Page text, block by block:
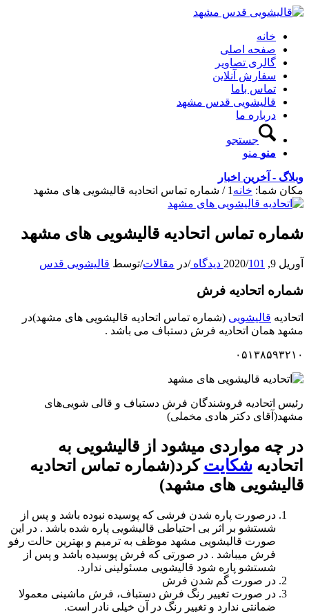
خانه
صفحه اصلی
گالری تصاویر
سفارش آنلاین
تماس باما
قالیشویی قدس مشهد
درباره ما
جستجو
منو منو
وبلاگ - آخرین اخبار
مکان شما: خانه 1
/ شماره تماس اتحادیه قالیشویی های مشهد
شماره تماس اتحادیه قالیشویی های مشهد
آوریل 9, 2020 /101 دیدگاه /در مقالات/توسط قالیشویی قدس
شماره اتحادیه فرش
اتحادیه قالیشویی (شماره تماس اتحادیه قالیشویی های مشهد)در
مشهد همان اتحادیه فرش دستباف می باشد .
۰۵۱۳۸۵۹۳۲۱۰
رئیس اتحادیه فروشندگان فرش دستباف و قالی شویی‌های
مشهد(آقای دکتر هادی مخملی)
در چه مواردی میشود از قالیشویی به
اتحادیه شکایتکرد(شماره تماس اتحادیه
قالیشویی های مشهد)
درصورت پاره شدن فرشی که پوسیده نبوده باشد و پس از
شستشو بر اثر بی احتیاطی قالیشویی پاره شده باشد . در این
صورت قالیشویی مشهد موظف به ترمیم و بهترین حالت رفو
فرش میباشد . در صورتی که فرش پوسیده باشد و پس از
شستشو پاره شود قالیشویی مسئولینی ندارد.
در صورت گم شدن فرش
در صورت تغییر رنگ فرش دستباف، فرش ماشینی معمولا
ضمانتی ندارد و تغییر رنگ در آن خیلی نادر است.